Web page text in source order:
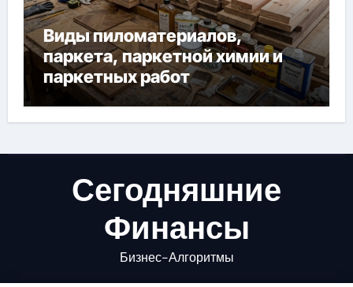
Виды пиломатериалов,
паркета, паркетной химии и
паркетных работ
Сегодняшние
Финансы
Бизнес-Алгоритмы